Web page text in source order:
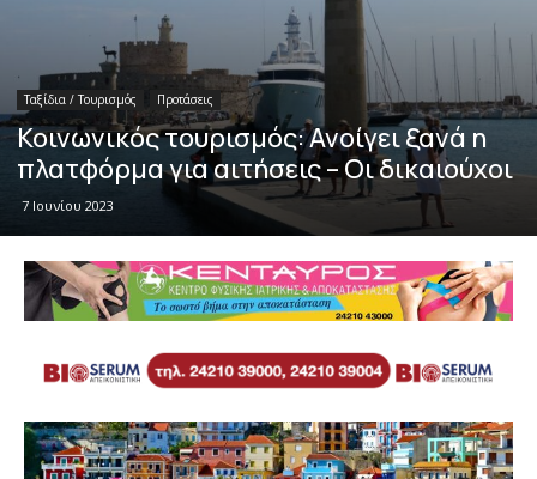
Ταξίδια / Τουρισμός Προτάσεις
Κοινωνικός τουρισμός: Ανοίγει ξανά η
πλατφόρμα για αιτήσεις – Oι δικαιούχοι
7 Ιουνίου 2023